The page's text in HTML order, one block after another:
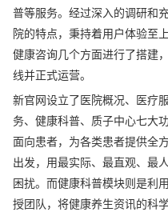
普等服务。经过深入的调研和
院的特点，秉持着用户体验至
健康咨询几个方面进行了搭建
线并正式运营。
新官网设立了医院概况、医疗
务、健康科普、质子中心七大
面向患者，为各类患者提供全
出发，用最实际、最直观、最
困扰。而健康科普模块则是利
授团队，将健康养生资讯的科